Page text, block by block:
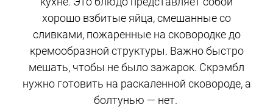
хорошо взбитые яйца, смешанные со
сливками, пожаренные на сковородке до
кремообразной структуры. Важно быстро
мешать, чтобы не было зажарок. Скрэмбл
нужно готовить на раскаленной сковороде, а
болтунью — нет.